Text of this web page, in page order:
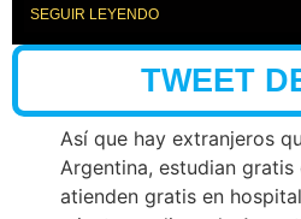
SEGUIR LEYENDO
TWEET
Así que hay extranjeros
Argentina, estudian gratis
atienden gratis en